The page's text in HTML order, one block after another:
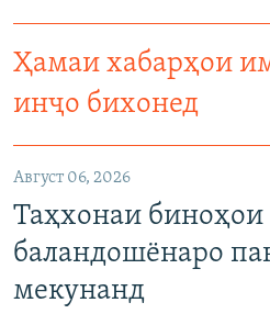
Ҳамаи хабарҳои
инҷо бихонед
Август 06, 2026
Таҳхонаи биноҳои
баландошёнаро
мекунанд